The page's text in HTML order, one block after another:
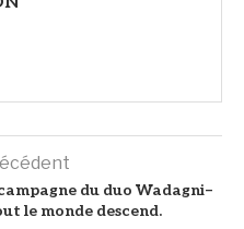
du duo Wadagni–
le monde descend.